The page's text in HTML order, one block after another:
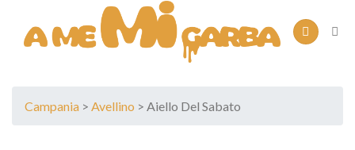
content
Campania > Avellino > Aiello Del Sabato